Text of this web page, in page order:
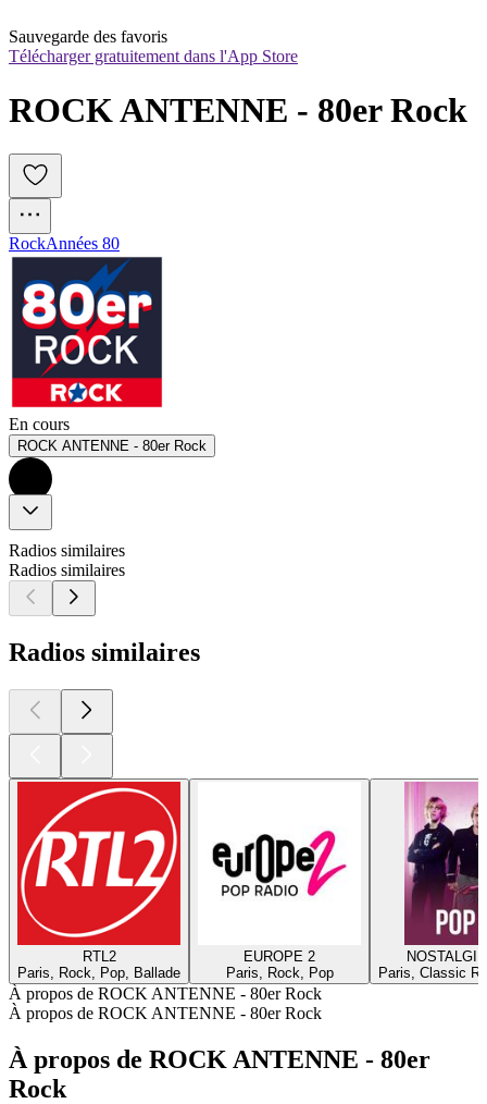
Sauvegarde des favoris
Télécharger gratuitement dans l'App Store
ROCK ANTENNE - 80er Rock
RockAnnées 80
En cours
ROCK ANTENNE - 80er Rock
Radios similaires
Radios similaires
Radios similaires
RTL2
Paris, Rock, Pop, Ballade
EUROPE 2
Paris, Rock, Pop
Paris, Classic
À propos de ROCK ANTENNE - 80er Rock
À propos de ROCK ANTENNE - 80er Rock
À propos de ROCK ANTENNE - 80er
Rock